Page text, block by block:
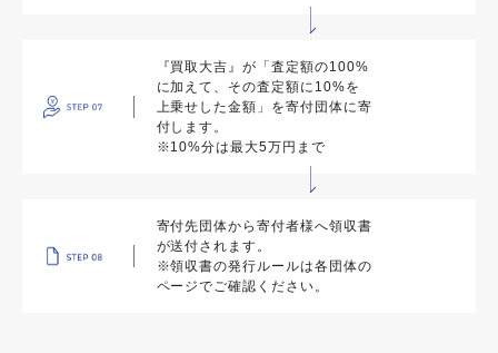
『買取大吉』が「査定額の100%
に加えて、その査定額に10%を
上乗せした金額」を寄付団体に寄
付します。
※10%分は最大5万円まで
寄付先団体から寄付者様へ領収書
が送付されます。
※領収書の発行ルールは各団体の
ページでご確認ください。